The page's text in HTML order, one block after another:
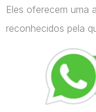
Eles oferecem uma
reconhecidos pela